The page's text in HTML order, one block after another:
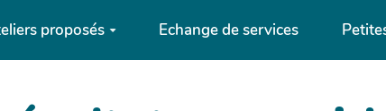
proposés Echange de services